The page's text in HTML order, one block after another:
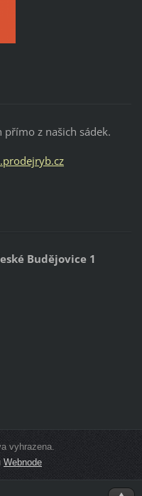
přímo z našich sádek.
Budějovice 1
vyhrazena.
Webnode